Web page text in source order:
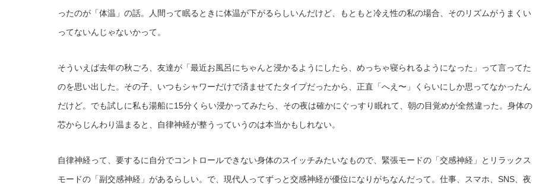
ったのが「体温」の話。人間って眠るときに体温が下がるらしいんだけど、もともと冷え性の私の場合、そのリズムがうまくい
ってないんじゃないかって。
そういえば去年の秋ごろ、友達が「最近お風呂にちゃんと浸かるようにしたら、めっちゃ寝られるようになった」って言ってた
のを思い出した。その子、いつもシャワーだけで済ませてたタイプだったから、正直「へえ〜」くらいにしか思ってなかったん
だけど。でも試しに私も湯船に15分くらい浸かってみたら、その夜は確かにぐっすり眠れて、朝の目覚めが全然違った。身体の
芯からじんわり温まると、自律神経が整うっていうのは本当かもしれない。
自律神経って、要するに自分でコントロールできない身体のスイッチみたいなもので、緊張モードの「交感神経」とリラックス
モードの「副交感神経」があるらしい。で、現代人ってずっと交感神経が優位になりがちなんだって。仕事、スマホ、SNS、夜